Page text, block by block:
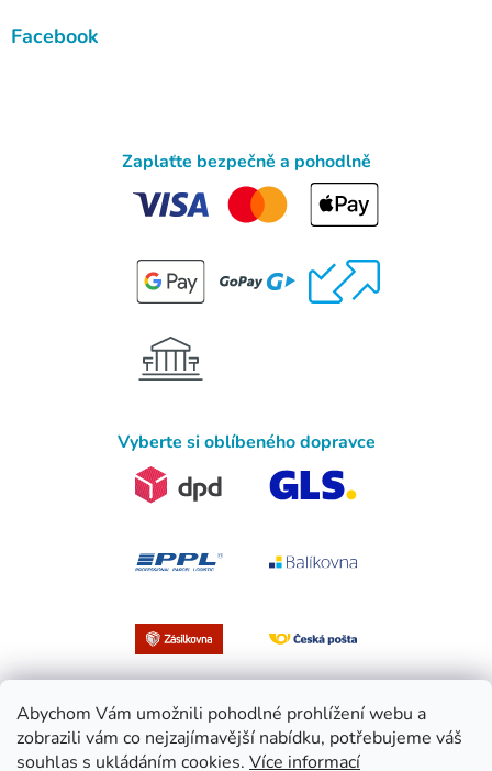
Abychom Vám umožnili pohodlné prohlížení webu a
zobrazili vám co nejzajímavější nabídku, potřebujeme váš
souhlas s ukládáním cookies. Více informací
Facebook
Zaplaťte bezpečně a pohodlně
Vyberte si oblíbeného dopravce